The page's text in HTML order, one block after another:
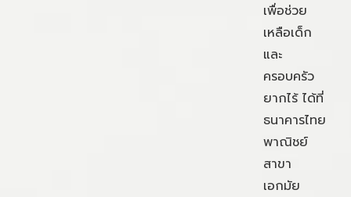
เพื่อช่วย
เหลือเด็ก
และ
ครอบครัว
ยากไร้ ได้ที่
ธนาคารไทย
พาณิชย์
สาขา
เอกมัย